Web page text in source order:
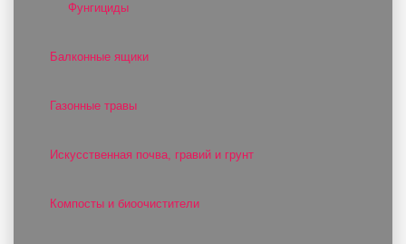
Фунгициды
Балконные ящики
Газонные травы
Искусственная почва, гравий и грунт
Компосты и биоочистители